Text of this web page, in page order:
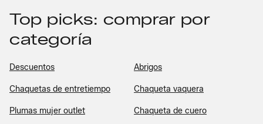
Top picks: comprar por
categoría
Descuentos Abrigos
Chaquetas de entretiempo Chaqueta vaquera
Plumas mujer outlet Chaqueta de cuero